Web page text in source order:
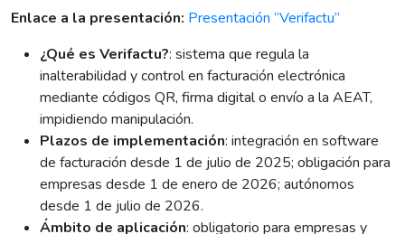
Enlace a la presentación: Presentación “Verifactu”
¿Qué es Verifactu?: sistema que regula la
inalterabilidad y control en facturación electrónica
mediante códigos QR, firma digital o envío a la AEAT,
impidiendo manipulación.
Plazos de implementación: integración en software
de facturación desde 1 de julio de 2025; obligación para
empresas desde 1 de enero de 2026; autónomos
desde 1 de julio de 2026.
Ámbito de aplicación: obligatorio para empresas y